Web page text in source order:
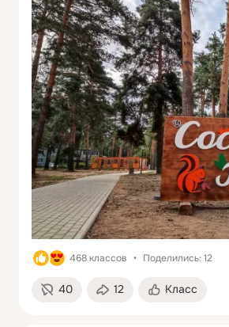
468 классов Поделились: 12
40 12 Класс